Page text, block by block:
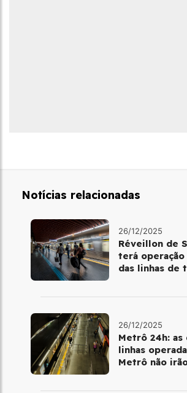
Notícias relacionadas
26/12/2025
Réveillon de
terá
das linhas de
26/12/2025
Metrô 24h:
linhas
Metrô não